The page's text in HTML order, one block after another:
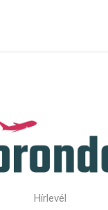
Hírlevél